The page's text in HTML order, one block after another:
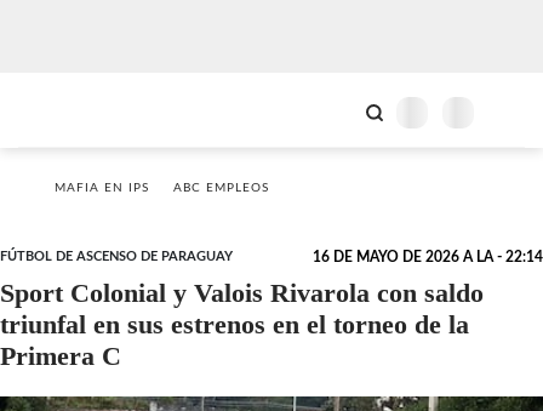
MAFIA EN IPS ABC EMPLEOS
FÚTBOL DE ASCENSO DE PARAGUAY 16 DE MAYO DE 2026 A LA - 22:14
Sport Colonial y Valois Rivarola con saldo
triunfal en sus estrenos en el torneo de la
Primera C